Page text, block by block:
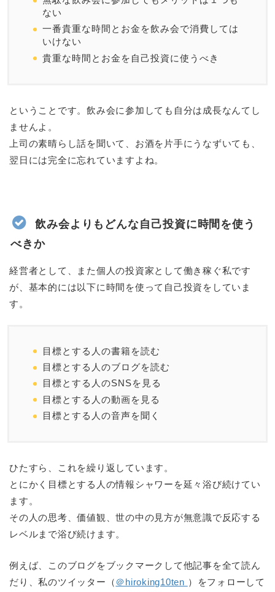
ない
一番貴重な時間とお金を飲み会で消費しては
いけない
貴重な時間とお金を自己投資に使うべき
ということです。飲み会に参加しても自分は成長なんてし
ませんよ。
上司の素晴らし話を聞いて、お酒を片手にうなずいても、
翌日には完全に忘れていますよね。
飲み会よりもどんな自己投資に時間を使う
べきか
経営者として、また個人の投資家として働き稼ぐ私です
が、基本的には以下に時間を使って自己投資をしていま
す。
目標とする人の書籍を読む
目標とする人のブログを読む
目標とする人のSNSを見る
目標とする人の動画を見る
目標とする人の音声を聞く
ひたすら、これを繰り返しています。
とにかく目標とする人の情報シャワーを延々浴び続けてい
ます。
その人の思考、価値観、世の中の見方が無意識で反応する
レベルまで浴び続けます。
例えば、このブログをブックマークして他記事を全て読ん
だり、私のツイッター（ ＠hiroking10ten ）をフォローして